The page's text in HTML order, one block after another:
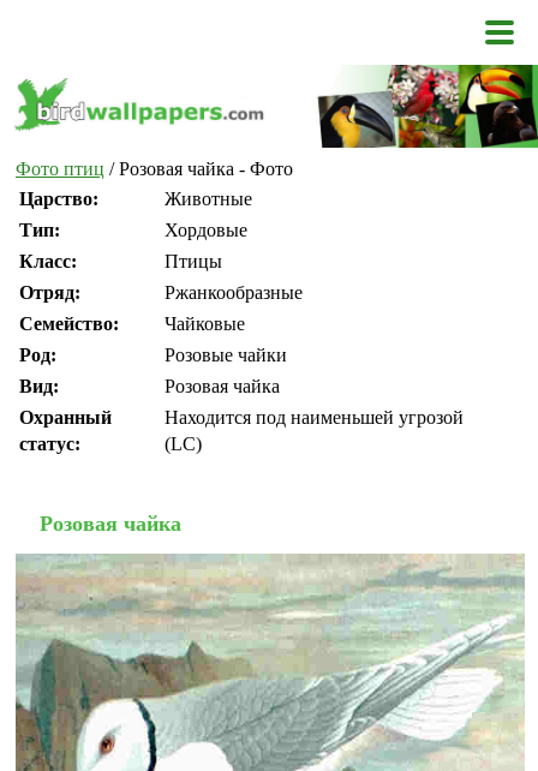
Фото птиц / Розовая чайка - Фото
Царство:
Животные
Тип:
Хордовые
Класс:
Птицы
Отряд:
Ржанкообразные
Семейство:
Чайковые
Род:
Розовые чайки
Вид:
Розовая чайка
Охранный
статус:
Находится под наименьшей угрозой
(LC)
Розовая чайка